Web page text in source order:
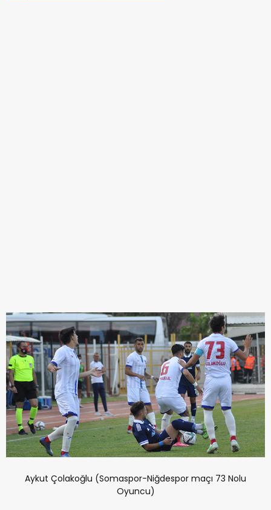
Aykut Çolakoğlu (Somaspor-Niğdespor maçı 73 Nolu
Oyuncu)